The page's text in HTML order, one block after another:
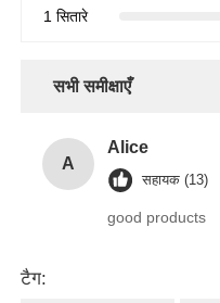
1 सितारे
सभी समीक्षाएँ
A
Alice
सहायक (13)
good products
टैग: